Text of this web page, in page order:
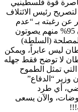
قوة فلسطينيي
لتصريح رئيس الائتلاف
عن رغبته بـ “عدم
مشاركة المواطنين العرب في الانتخابات، لأن 95% منهم يصوتون
المصلحة (السلطة)
ليس عابراً، ويمكن
لا توضح فقط جهله
التي تمثل الطموح
سياسي” لفلسطينيي 48. وكان وزير “الدفاع”
أي طرد
كشرط للمفاوضات، والآن يسعى